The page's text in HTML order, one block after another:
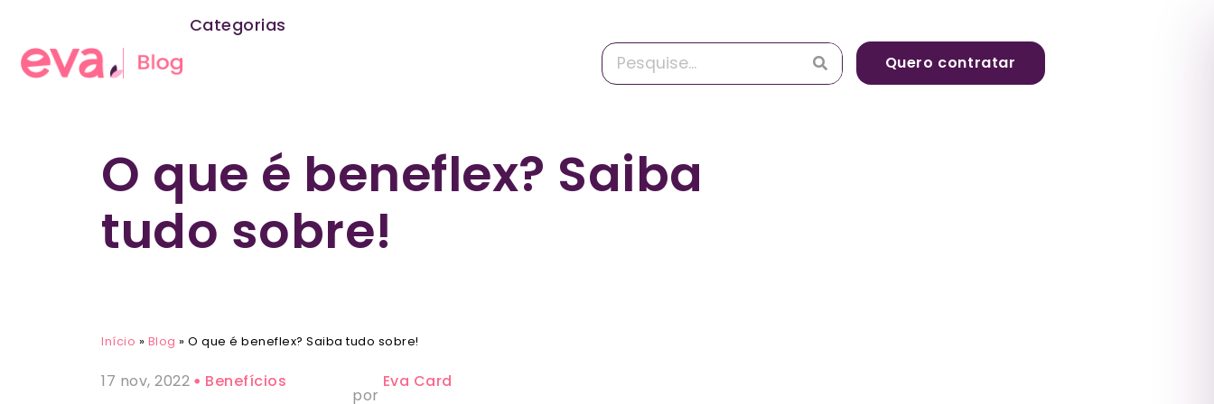
Categorias
Quero contratar
O que é beneflex? Saiba
tudo sobre!
Início » Blog » O que é beneflex? Saiba tudo sobre!
17 nov, 2022 Benefícios
por
Eva Card